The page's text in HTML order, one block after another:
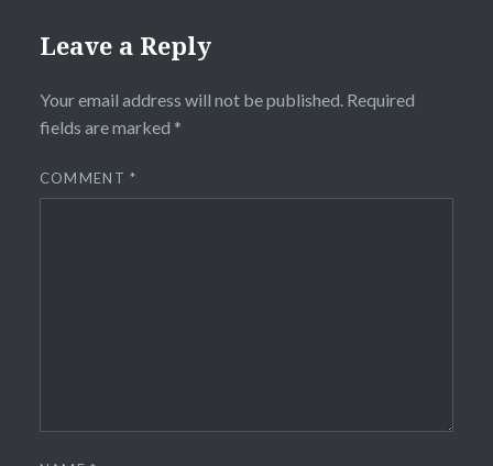
Leave a Reply
Your email address will not be published. Required
fields are marked *
COMMENT*